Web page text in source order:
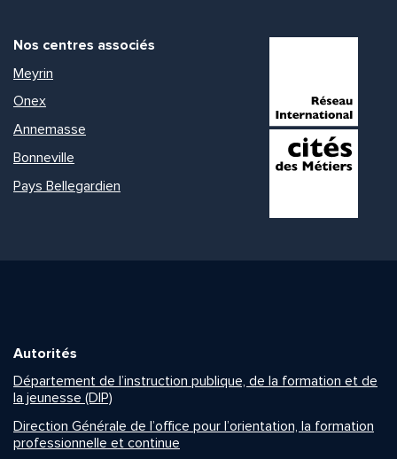
Nos centres associés
Meyrin
Onex
Annemasse
Bonneville
Pays Bellegardien
Autorités
Département de l’instruction publique, de la formation et de
la jeunesse (DIP)
Direction Générale de l’office pour l’orientation, la formation
professionnelle et continue